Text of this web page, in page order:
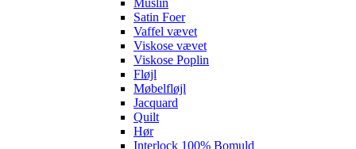
Muslin
Satin Foer
Vaffel vævet
Viskose vævet
Viskose Poplin
Fløjl
Møbelfløjl
Jacquard
Quilt
Hør
Interlock 100% Bomuld